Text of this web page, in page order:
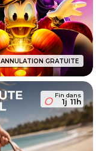
ANNULATION GRATUITE
Fin dans
1j 11h